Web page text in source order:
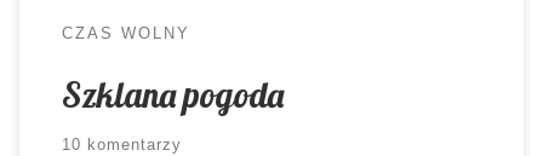
CZAS WOLNY
Szklana pogoda
10 komentarzy